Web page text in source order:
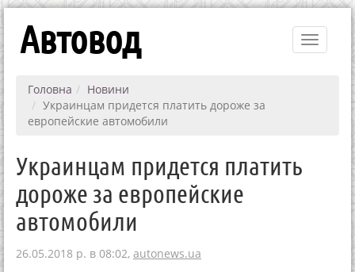
Toggle
Автовод
Головна
Новини
Украинцам придется платить дороже за
европейские автомобили
Украинцам придется платить
дороже за европейские
автомобили
26.05.2018 р. в 08:02, autonews.ua